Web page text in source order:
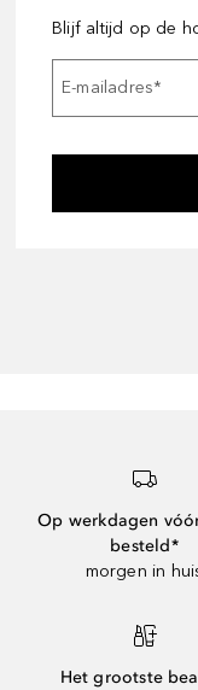
Blijf altijd op de
E-mailadres*
Op werkdagen
besteld*
morgen in
Het grootste